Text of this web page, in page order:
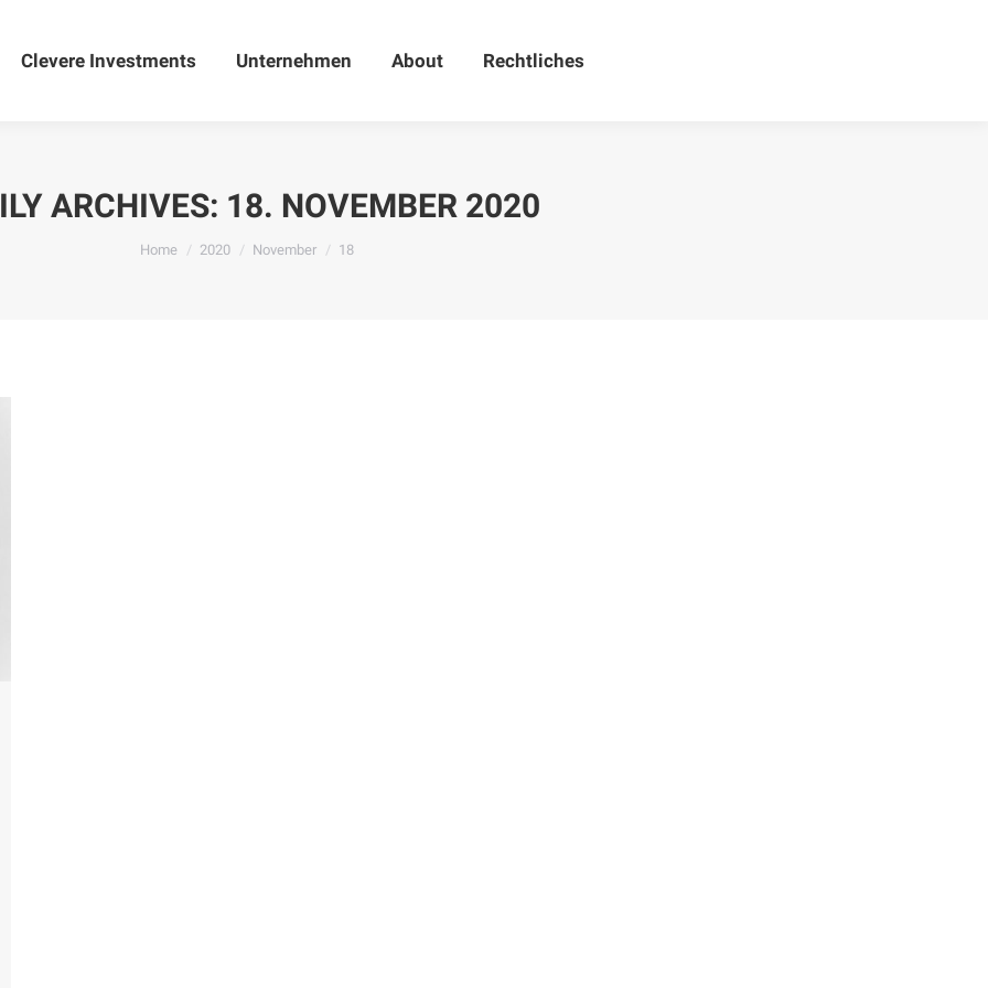
Clevere Investments Unternehmen About Rechtliches
ARCHIVES: 18. NOVEMBER 2020
You are here:
Home 2020 November 18
Clevere Investments Unternehmen About Rechtliches